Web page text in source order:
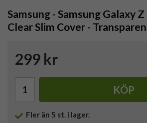
Samsung - Samsung Galaxy Z
Clear Slim Cover -
299 kr
KÖP
Fler än 5 st. i lager.